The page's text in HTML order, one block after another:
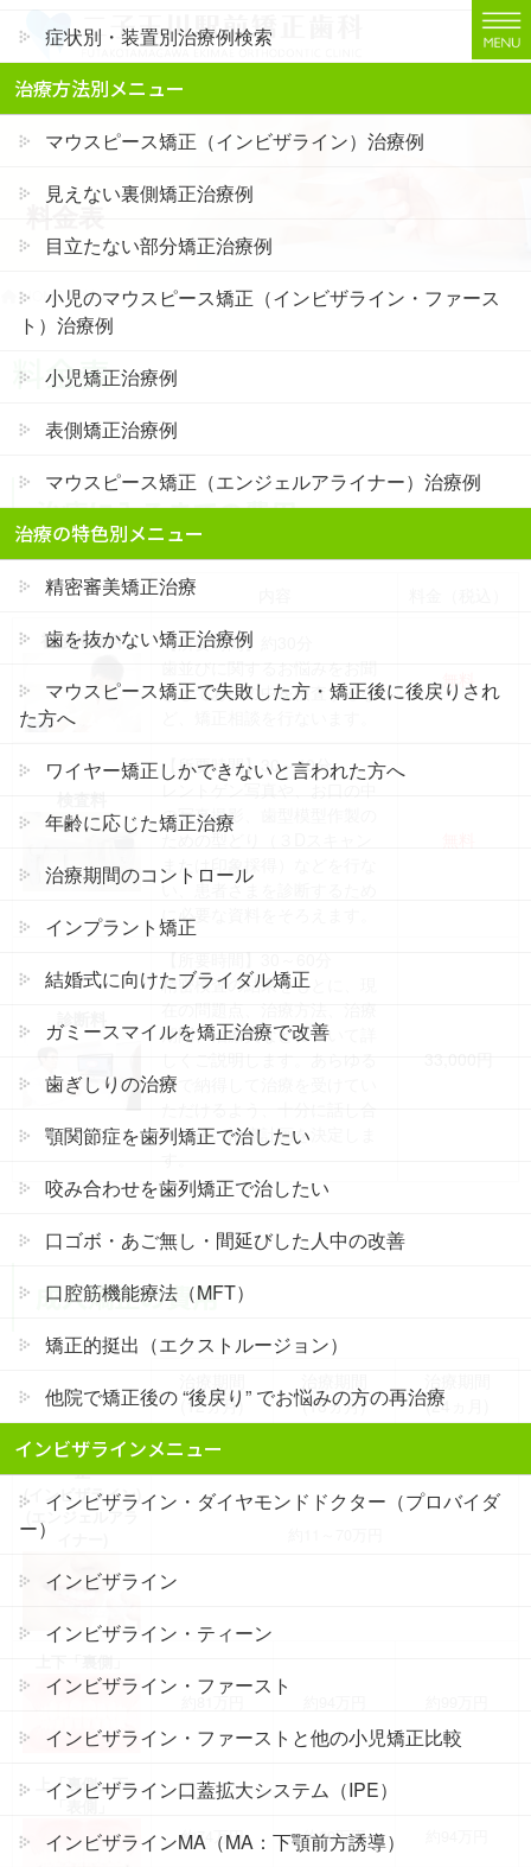
テ
ン
ゲ
ー
料金表
HOME 料金表
料金表
治療に入るまでの費用
初診相談料
【所要時間】約30分
歯並びに関するお悩みをお聞
きしてお口の中を検査するな
無料
検査料
【所要時間】30～40分
の写真撮影、歯型模型作製の
ための型どり（３Dスキャン
または印象採得）などを行な
い、患者さまを診断するため
に必要な資料をそろえます。
診断料
精密検査の結果をもとに、現
期間、治療費などについて詳
しくご説明します。あらゆる
面で納得して治療を受けてい
ただけるよう、十分に話し合
った後、治療計画を決定しま
す。
33,000円
成人矯正の費用
(12ヵ月)
(18ヵ月)
(24ヵ月)
マウスピース矯
正
(インビザライン)
(エンジェルアラ
上下「裏側」
約81万円
上「裏側」下
「表側」
約74万円 約89万円
症状別・装置別治療例検索
治療方法別メニュー
マウスピース矯正（インビザライン）治療例
見えない裏側矯正治療例
目立たない部分矯正治療例
小児のマウスピース矯正（インビザライン・ファース
ト）治療例
小児矯正治療例
表側矯正治療例
マウスピース矯正（エンジェルアライナー）治療例
治療の特色別メニュー
精密審美矯正治療
歯を抜かない矯正治療例
マウスピース矯正で失敗した方・矯正後に後戻りされ
た方へ
ワイヤー矯正しかできないと言われた方へ
年齢に応じた矯正治療
治療期間のコントロール
インプラント矯正
結婚式に向けたブライダル矯正
ガミースマイルを矯正治療で改善
歯ぎしりの治療
顎関節症を歯列矯正で治したい
咬み合わせを歯列矯正で治したい
口ゴボ・あご無し・間延びした人中の改善
口腔筋機能療法（MFT）
矯正的挺出（エクストルージョン）
他院で矯正後の “後戻り” でお悩みの方の再治療
インビザラインメニュー
インビザライン・ダイヤモンドドクター（プロバイダ
ー）
インビザライン
インビザライン・ティーン
インビザライン・ファースト
インビザライン・ファーストと他の小児矯正比較
インビザライン口蓋拡大システム（IPE）
インビザラインMA（MA：下顎前方誘導）